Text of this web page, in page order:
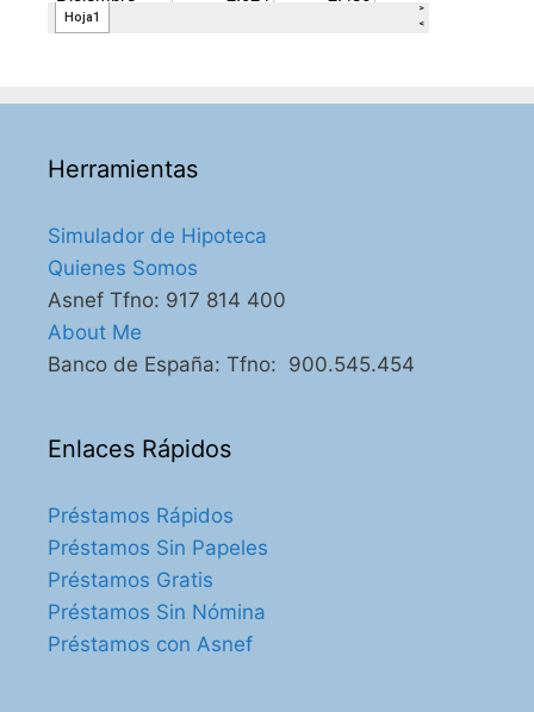
Herramientas
Simulador de Hipoteca
Quienes Somos
Asnef Tfno: 917 814 400
About Me
Banco de España: Tfno: 900.545.454
Enlaces Rápidos
Préstamos Rápidos
Préstamos Sin Papeles
Préstamos Gratis
Préstamos Sin Nómina
Préstamos con Asnef